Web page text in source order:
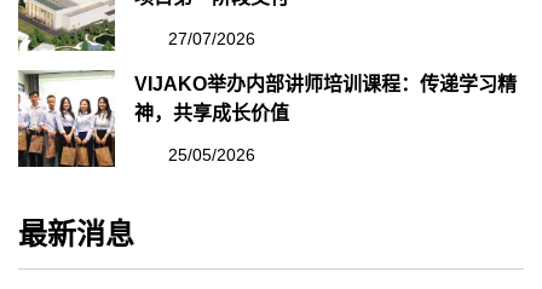
27/07/2026
VIJAKO举办内部讲师培训课程：传递学习精
神，共享成长价值
25/05/2026
最新消息